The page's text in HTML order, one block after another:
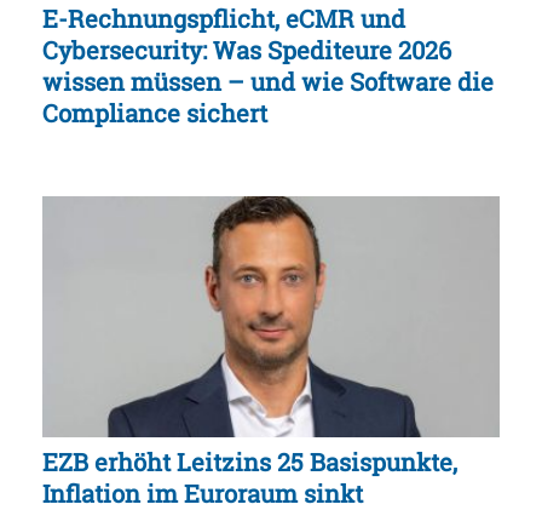
E-Rechnungspflicht, eCMR und
Cybersecurity: Was Spediteure 2026
wissen müssen – und wie Software die
Compliance sichert
EZB erhöht Leitzins 25 Basispunkte,
Inflation im Euroraum sinkt